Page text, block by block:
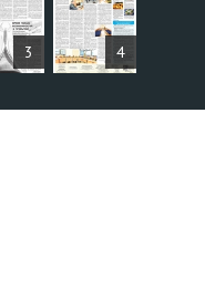
3 4